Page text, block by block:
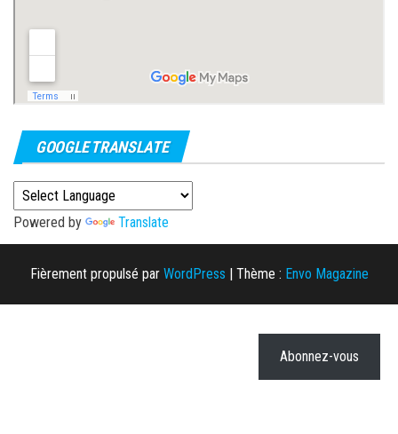
GOOGLE TRANSLATE
Powered by Translate
Fièrement propulsé par WordPress | Thème : Envo Magazine
Abonnez-vous